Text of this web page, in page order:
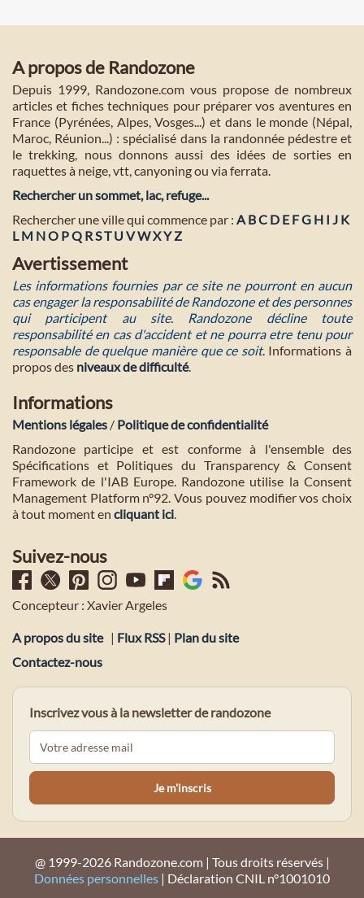
A propos de Randozone
Depuis 1999, Randozone.com vous propose de nombreux
articles et fiches techniques pour préparer vos aventures en
France (Pyrénées, Alpes, Vosges...) et dans le monde (Népal,
Maroc, Réunion...) : spécialisé dans la randonnée pédestre et
le trekking, nous donnons aussi des idées de sorties en
raquettes à neige, vtt, canyoning ou via ferrata.
Rechercher un sommet, lac, refuge...
Rechercher une ville qui commence par : A BC D E FG H I J K
L M NO PQ RST U VWXYZ
Avertissement
Les informations fournies par ce site ne pourront en aucun
cas engager la responsabilité de Randozone et des personnes
qui participent au site. Randozone décline toute
responsabilité en cas d'accident et ne pourra etre tenu pour
responsable de quelque manière que ce soit. Informations à
propos des niveaux de difficulté.
Informations
Mentions légales / Politique de confidentialité
Randozone participe et est conforme à l'ensemble des
Spécifications et Politiques du Transparency & Consent
Framework de l'IAB Europe. Randozone utilise la Consent
Management Platform n°92. Vous pouvez modifier vos choix
à tout moment en cliquant ici.
Suivez-nous
Concepteur : Xavier Argeles
A propos du site | Flux RSS| Plan du site
Contactez-nous
Inscrivez vous à la newsletter de randozone
@ 1999-2026 Randozone.com | Tous droits réservés |
Données personnelles | Déclaration CNIL n°1001010